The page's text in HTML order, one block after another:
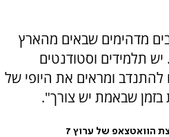
מדהימים שבאים מהארץ
תלמידים וסטודנטים
להתנדב ומראים את היופי של
שבאמת יש צורך".
הוואטצאפ של ערוץ 7